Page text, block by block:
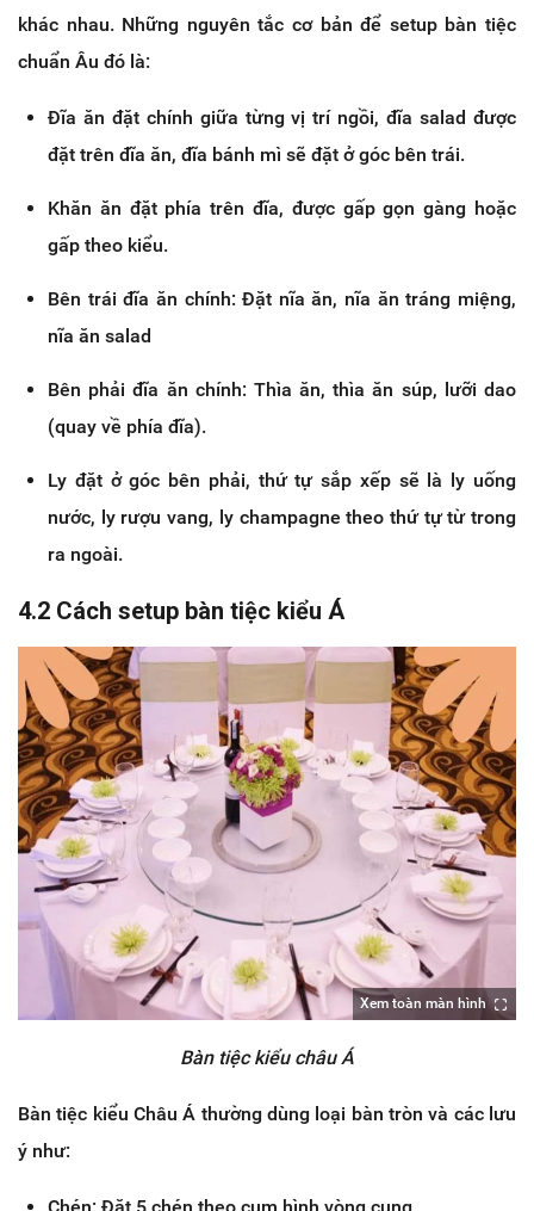
khác nhau. Những nguyên tắc cơ bản để setup bàn tiệc
chuẩn Âu đó là:
Đĩa ăn đặt chính giữa từng vị trí ngồi, đĩa salad được
đặt trên đĩa ăn, đĩa bánh mì sẽ đặt ở góc bên trái.
Khăn ăn đặt phía trên đĩa, được gấp gọn gàng hoặc
gấp theo kiểu.
Bên trái đĩa ăn chính: Đặt nĩa ăn, nĩa ăn tráng miệng,
nĩa ăn salad
Bên phải đĩa ăn chính: Thìa ăn, thìa ăn súp, lưỡi dao
(quay về phía đĩa).
Ly đặt ở góc bên phải, thứ tự sắp xếp sẽ là ly uống
nước, ly rượu vang, ly champagne theo thứ tự từ trong
ra ngoài.
4.2 Cách setup bàn tiệc kiểu Á
Xem toàn màn hình
Bàn tiệc kiểu châu Á
Bàn tiệc kiểu Châu Á thường dùng loại bàn tròn và các lưu
ý như: